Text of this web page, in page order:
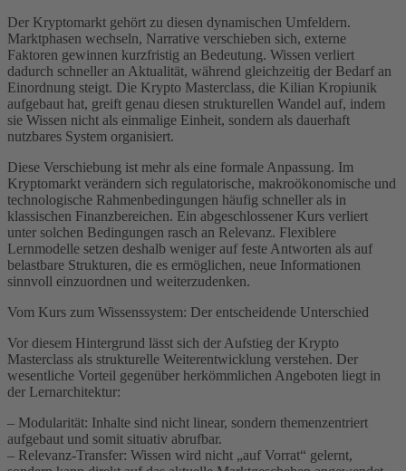
Der Kryptomarkt gehört zu diesen dynamischen Umfeldern.
Marktphasen wechseln, Narrative verschieben sich, externe
Faktoren gewinnen kurzfristig an Bedeutung. Wissen verliert
dadurch schneller an Aktualität, während gleichzeitig der Bedarf an
Einordnung steigt. Die Krypto Masterclass, die Kilian Kropiunik
aufgebaut hat, greift genau diesen strukturellen Wandel auf, indem
sie Wissen nicht als einmalige Einheit, sondern als dauerhaft
nutzbares System organisiert.
Diese Verschiebung ist mehr als eine formale Anpassung. Im
Kryptomarkt verändern sich regulatorische, makroökonomische und
technologische Rahmenbedingungen häufig schneller als in
klassischen Finanzbereichen. Ein abgeschlossener Kurs verliert
unter solchen Bedingungen rasch an Relevanz. Flexiblere
Lernmodelle setzen deshalb weniger auf feste Antworten als auf
belastbare Strukturen, die es ermöglichen, neue Informationen
sinnvoll einzuordnen und weiterzudenken.
Vom Kurs zum Wissenssystem: Der entscheidende Unterschied
Vor diesem Hintergrund lässt sich der Aufstieg der Krypto
Masterclass als strukturelle Weiterentwicklung verstehen. Der
wesentliche Vorteil gegenüber herkömmlichen Angeboten liegt in
der Lernarchitektur:
– Modularität: Inhalte sind nicht linear, sondern themenzentriert
aufgebaut und somit situativ abrufbar.
– Relevanz-Transfer: Wissen wird nicht „auf Vorrat“ gelernt,